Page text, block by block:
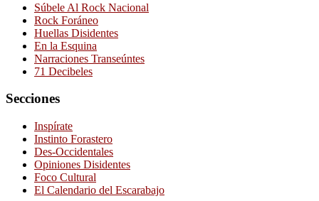
Súbele Al Rock Nacional
Rock Foráneo
Huellas Disidentes
En la Esquina
Narraciones Transeúntes
71 Decibeles
Secciones
Inspírate
Instinto Forastero
Des-Occidentales
Opiniones Disidentes
Foco Cultural
El Calendario del Escarabajo